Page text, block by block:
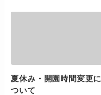
夏休み・開園時間変更に
ついて